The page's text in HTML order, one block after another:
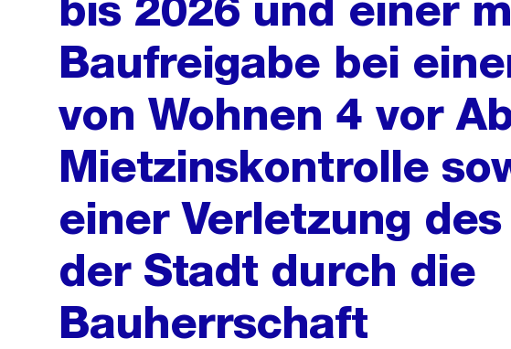
Baufreigabe bei
von Wohnen 4 vor
Mietzinskontrolle
einer Verletzung
der Stadt durch die
Bauherrschaft